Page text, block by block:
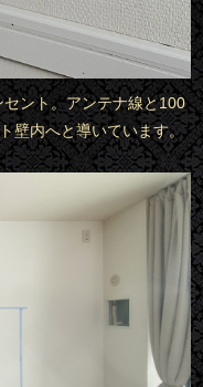
ント。アンテナ線と100
壁内へと導いています。